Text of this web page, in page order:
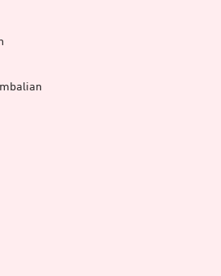
JETE SB2 Series jadi satu
untuk mengaktifkan mode TWS.